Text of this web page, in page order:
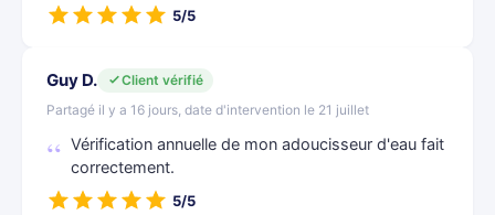
5/5
Guy D.
Client vérifié
Partagé il y a 16 jours, date d'intervention le 21 juillet
Vérification annuelle de mon adoucisseur d'eau fait
correctement.
5/5